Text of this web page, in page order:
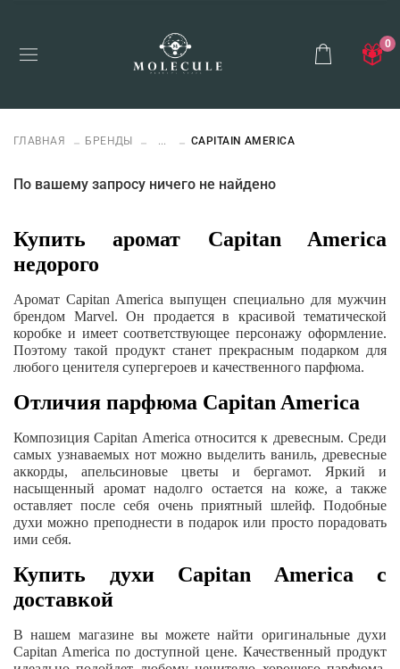
0
ГЛАВНАЯ БРЕНДЫ ... CAPITAIN AMERICA
По вашему запросу ничего не найдено
Купить аромат Capitan America
недорого
Аромат Capitan America выпущен специально для мужчин
брендом Marvel. Он продается в красивой тематической
коробке и имеет соответствующее персонажу оформление.
Поэтому такой продукт станет прекрасным подарком для
любого ценителя супергероев и качественного парфюма.
Отличия парфюма Capitan America
Композиция Capitan America относится к древесным. Среди
самых узнаваемых нот можно выделить ваниль, древесные
аккорды, апельсиновые цветы и бергамот. Яркий и
насыщенный аромат надолго остается на коже, а также
оставляет после себя очень приятный шлейф. Подобные
духи можно преподнести в подарок или просто порадовать
ими себя.
Купить духи Capitan America с
доставкой
В нашем магазине вы можете найти оригинальные духи
Capitan America по доступной цене. Качественный продукт